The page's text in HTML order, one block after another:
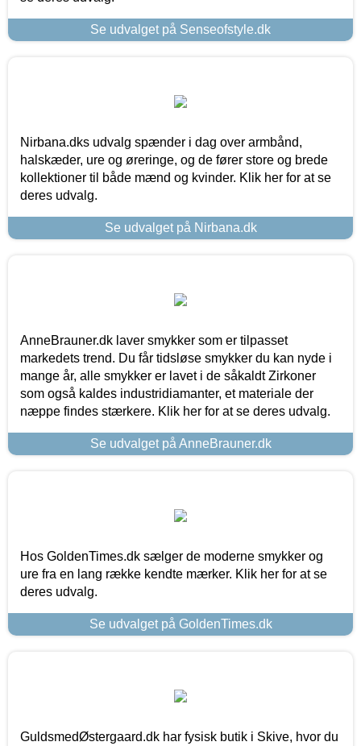
Se udvalget på Senseofstyle.dk
Nirbana.dks udvalg spænder i dag over armbånd,
halskæder, ure og øreringe, og de fører store og brede
kollektioner til både mænd og kvinder. Klik her for at se
deres udvalg.
Se udvalget på Nirbana.dk
AnneBrauner.dk laver smykker som er tilpasset
markedets trend. Du får tidsløse smykker du kan nyde i
mange år, alle smykker er lavet i de såkaldt Zirkoner
som også kaldes industridiamanter, et materiale der
næppe findes stærkere. Klik her for at se deres udvalg.
Se udvalget på AnneBrauner.dk
Hos GoldenTimes.dk sælger de moderne smykker og
ure fra en lang række kendte mærker. Klik her for at se
deres udvalg.
Se udvalget på GoldenTimes.dk
GuldsmedØstergaard.dk har fysisk butik i Skive, hvor du